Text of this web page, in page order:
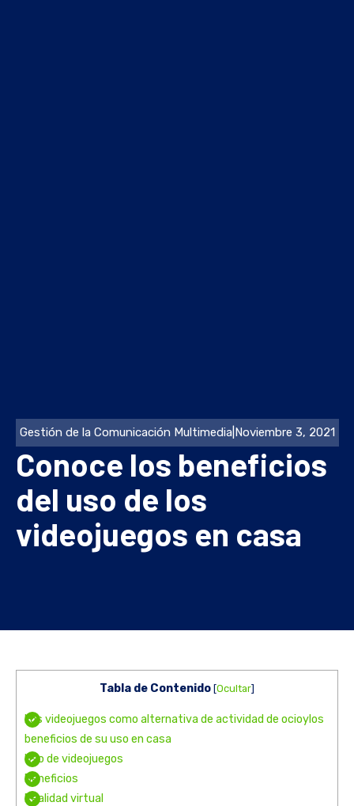
Gestión de la Comunicación Multimedia Noviembre 3, 2021
Conoce los beneficios
del uso de los
videojuegos en casa
Tabla de Contenido [Ocultar]
Los videojuegos como alternativa de actividad de ocioylos
beneficios de su uso en casa
Uso de videojuegos
Beneficios
Realidad virtual